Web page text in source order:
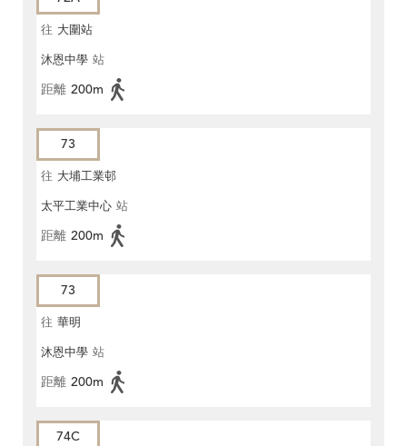
往 大圍站
沐恩中學 站
距離 200m
73
往 大埔工業邨
太平工業中心 站
距離 200m
73
往 華明
沐恩中學 站
距離 200m
74C